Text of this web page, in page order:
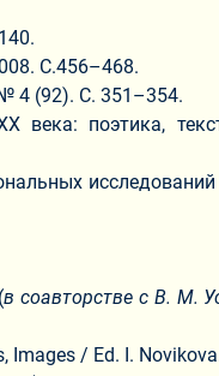
С.456–468.
4 (92). C. 351–354.
поэтика,
исследований
в соавторстве с В. М.
/ Ed. I.